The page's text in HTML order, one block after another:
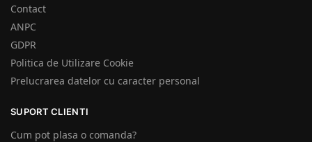
Contact
ANPC
GDPR
Politica de Utilizare Cookie
Prelucrarea datelor cu caracter personal
SUPORT CLIENTI
Cum pot plasa o comanda?